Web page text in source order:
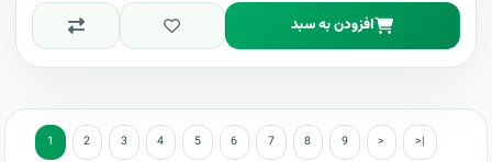
افزودن به سبد
1 2 3 4 5 6 7 8 9 > >|